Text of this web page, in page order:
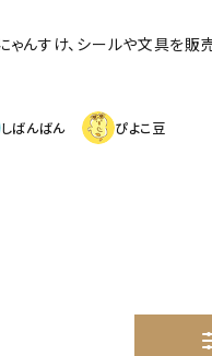
ゃんすけ、シールや文具を販
しばんばん ぴよこ豆